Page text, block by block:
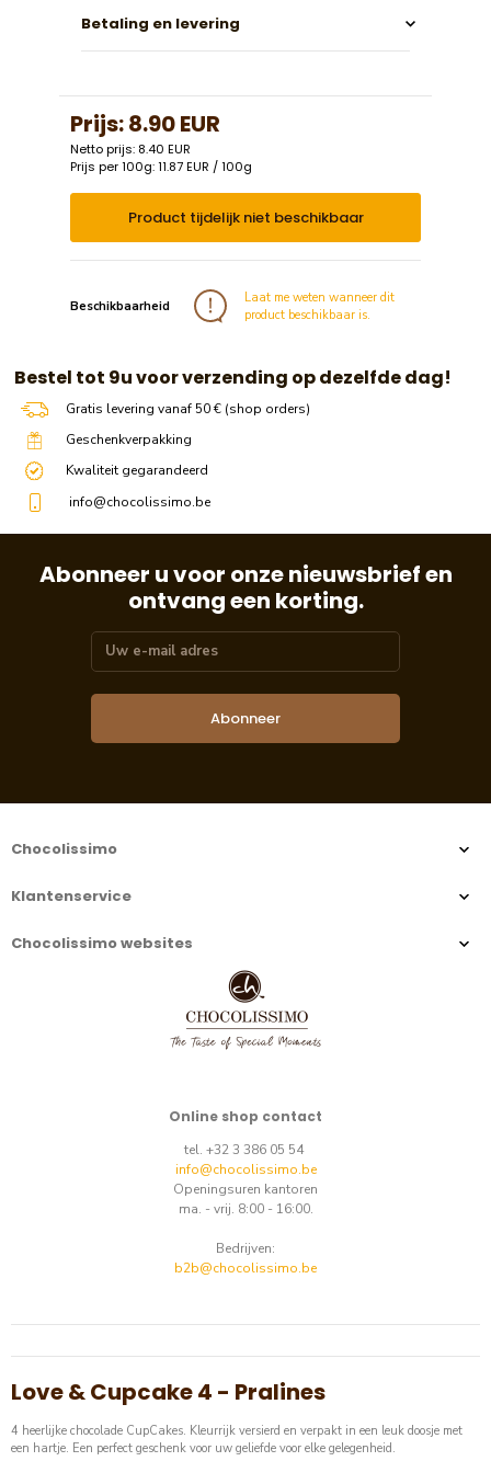
Betaling en levering
Prijs:8.90 EUR
Netto prijs: 8.40 EUR
Prijs per 100g: 11.87 EUR / 100g
Product tijdelijk niet beschikbaar
Beschikbaarheid
Laat me weten wanneer dit
product beschikbaar is.
​​ Bestel tot 9u voor verzending op dezelfde dag!
Gratis levering vanaf 50 € (shop orders)
Geschenkverpakking
Kwaliteit gegarandeerd
info@chocolissimo.be
Abonneer u voor onze nieuwsbrief en
ontvang een korting.
Abonneer
Chocolissimo
Klantenservice
Chocolissimo websites
Online shop contact
tel. +32 3 386 05 54
info@chocolissimo.be
Openingsuren kantoren
ma. - vrij. 8:00 - 16:00.
Bedrijven:
b2b@chocolissimo.be
Love & Cupcake 4 - Pralines
4 heerlijke chocolade CupCakes. Kleurrijk versierd en verpakt in een leuk doosje met
een hartje. Een perfect geschenk voor uw geliefde voor elke gelegenheid.